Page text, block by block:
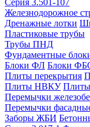
Серия 3.501-107
Железнодорожное
Дренажные лотки
Пластиковые трубы
Трубы ПНД
Фундаментные
Блоки ФЛ Блоки
Плиты перекрытия
Плиты НВКУ
Перемычки
Перемычки
Заборы ЖБИ